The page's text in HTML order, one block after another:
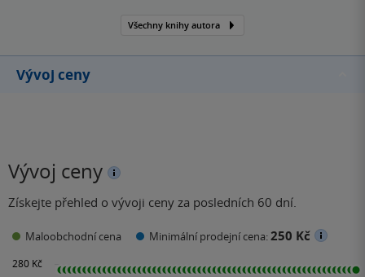
výchovu, aby děti bavila.
Všechny knihy autora
Vývoj ceny
Vývoj ceny
Získejte přehled o vývoji ceny za posledních 60 dní.
Maloobchodní cena Minimální prodejní cena:250 Kč